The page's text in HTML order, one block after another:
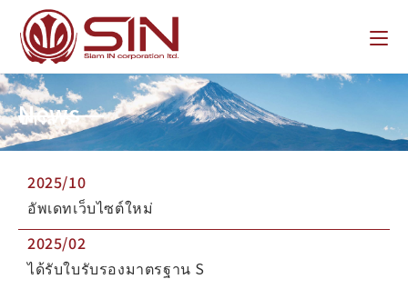
News
ข่าวสาร
2025/10
อัพเดทเว็บไซต์ใหม่
2025/02
ได้รับใบรับรองมาตรฐาน S